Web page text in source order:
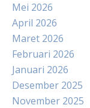
Mei 2026
April 2026
Maret 2026
Februari 2026
Januari 2026
Desember 2025
November 2025